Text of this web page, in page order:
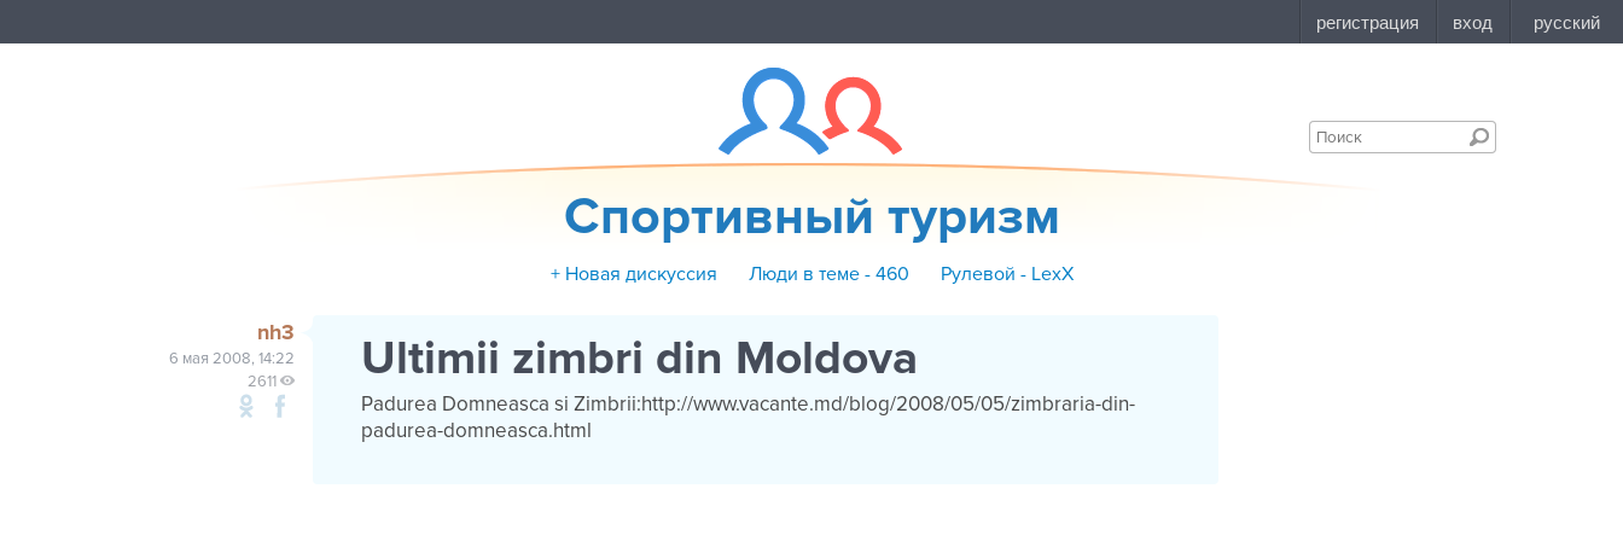
Спортивный туризм
+ Новая дискуссия Люди в теме - 460 Рулевой - LexX
nh3
6 мая 2008, 14:22
2611
Ultimii zimbri din Moldova
Padurea Domneasca si Zimbrii:http://www.vacante.md/blog/2008/05/05/zimbraria-din-
padurea-domneasca.html